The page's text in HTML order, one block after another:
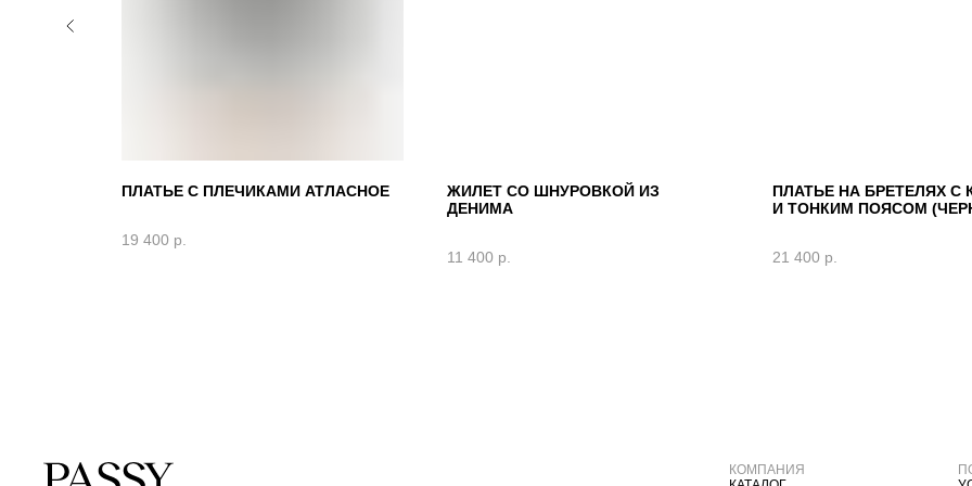
ПЛАТЬЕ С ПЛЕЧИКАМИ АТЛАСНОЕ
19 400 р.
ЖИЛЕТ СО ШНУРОВКОЙ ИЗ
ДЕНИМА
11 400 р.
ПЛАТЬЕ НА БРЕТЕЛЯХ С
И ТОНКИМ ПОЯСОМ
21 400 р.
КОМПАНИЯ